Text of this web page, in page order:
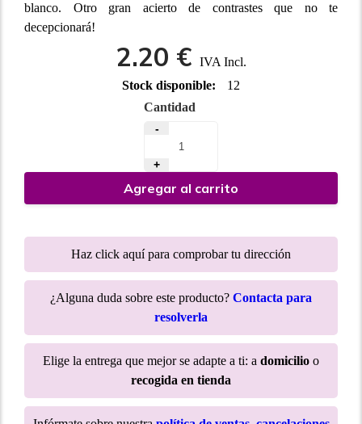
blanco. Otro gran acierto de contrastes que no te
decepcionará!
2.20 € IVA Incl.
Stock disponible:
12
Cantidad
-
+
Agregar al carrito
Haz click aquí para comprobar tu dirección
¿Alguna duda sobre este producto? Contacta para
resolverla
Elige la entrega que mejor se adapte a ti: a domicilio o
recogida en tienda